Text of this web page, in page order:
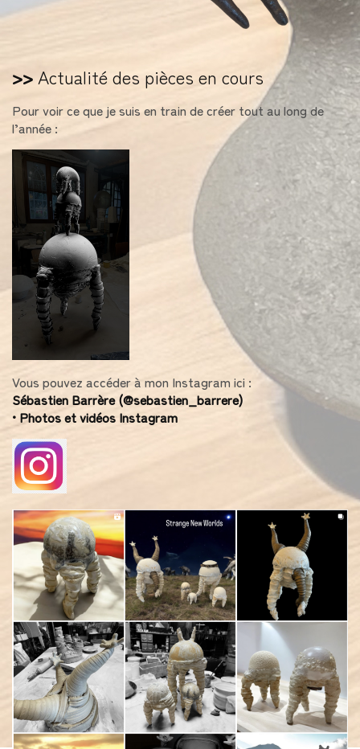
>> Actualité des pièces en cours
Pour voir ce que je suis en train de créer tout au long de
l’année :
Vous pouvez accéder à mon Instagram ici :
Sébastien Barrère (@sebastien_barrere)
• Photos et vidéos Instagram